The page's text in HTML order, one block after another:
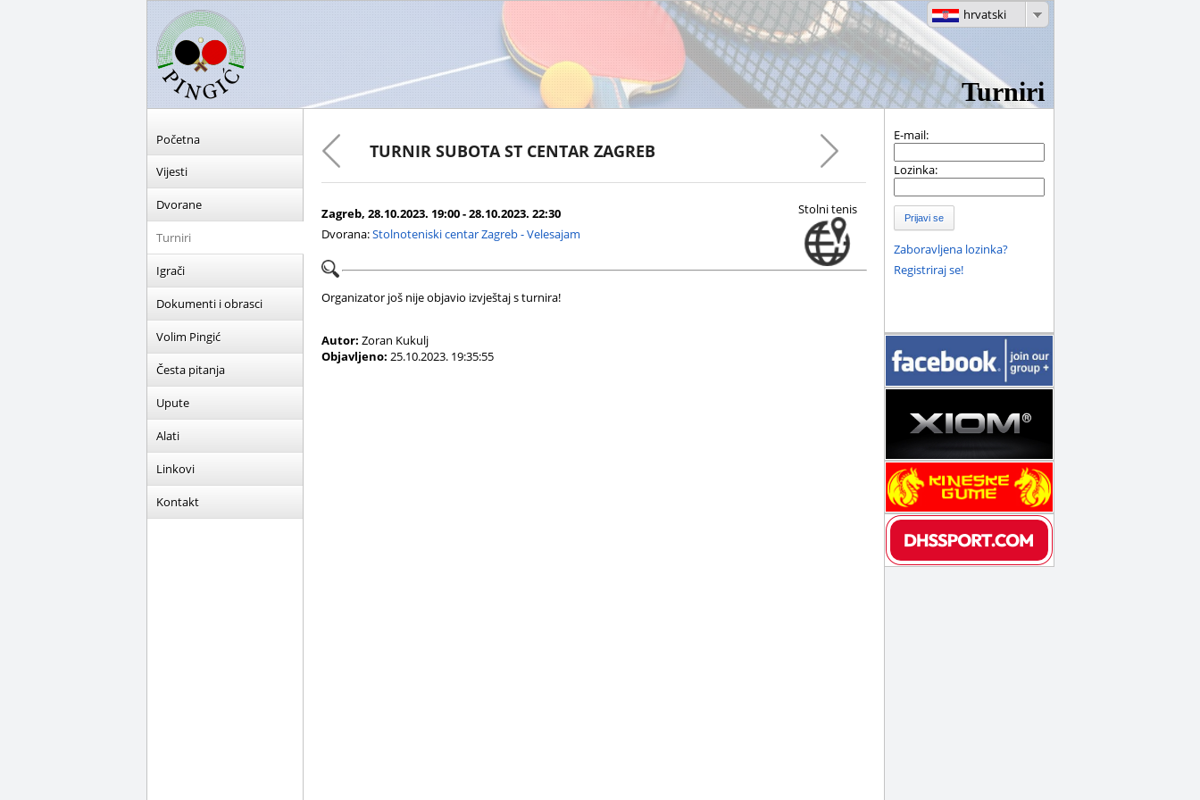
Turniri
hrvatski
Početna
Vijesti
Dvorane
Turniri
Igrači
Dokumenti i obrasci
Volim Pingić
Česta pitanja
Upute
Alati
Linkovi
Kontakt
TURNIR SUBOTA ST CENTAR ZAGREB
Zagreb, 28.10.2023. 19:00 - 28.10.2023. 22:30
Dvorana:Stolnoteniski centar Zagreb - Velesajam
Stolni tenis
Organizator još nije objavio izvještaj s turnira!
Autor: Zoran Kukulj
Objavljeno: 25.10.2023. 19:35:55
E-mail:
Lozinka:
Prijavi se
Zaboravljena lozinka?
Registriraj se!